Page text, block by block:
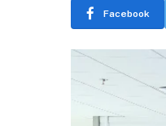
Facebook